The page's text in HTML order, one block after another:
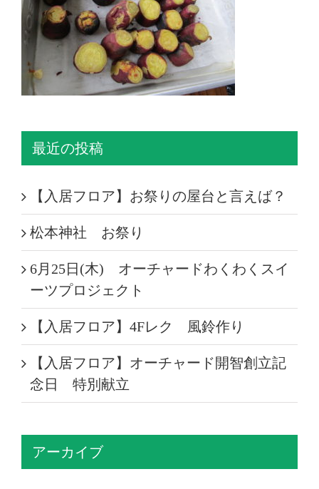
最近の投稿
【入居フロア】お祭りの屋台と言えば？
松本神社 お祭り
6月25日(木) オーチャードわくわくスイ
ーツプロジェクト
【入居フロア】4Fレク 風鈴作り
【入居フロア】オーチャード開智創立記
念日 特別献立
アーカイブ